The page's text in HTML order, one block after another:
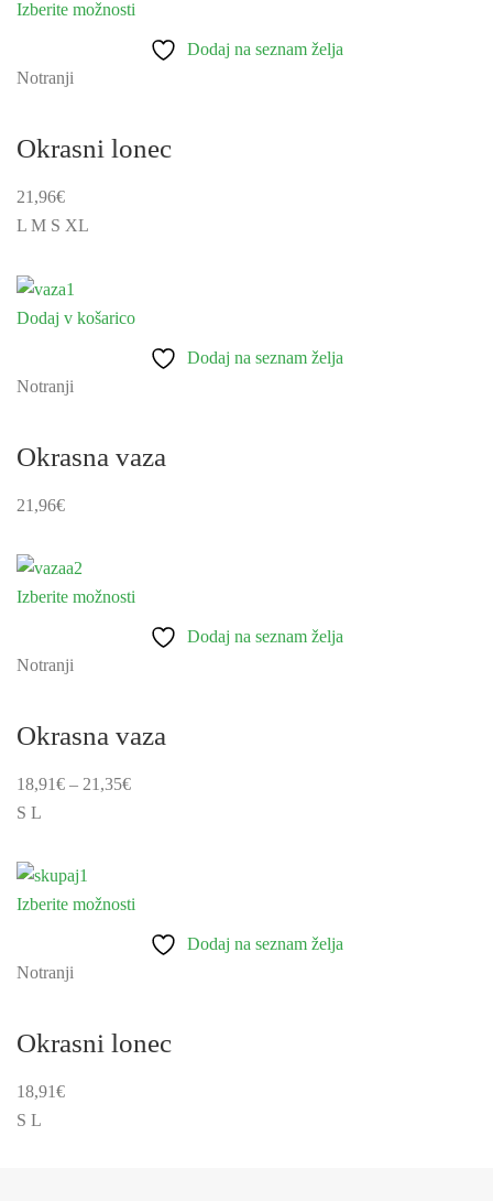
Izberite možnosti
izdelek
Možnosti
Dodaj na seznam želja
Notranji
Okrasni lonec
21,96€
L M S XL
Dodaj v košarico
Dodaj na seznam želja
Notranji
Okrasna vaza
21,96€
Izberite možnosti
izdelek
Možnosti
Dodaj na seznam želja
Notranji
Okrasna vaza
18,91€ – 21,35€
S L
Izberite možnosti
izdelek
Možnosti
Dodaj na seznam želja
Notranji
Okrasni lonec
18,91€
S L